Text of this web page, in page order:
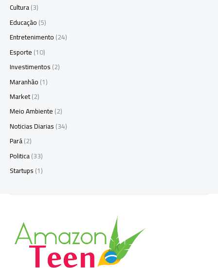
Cultura(3)
Educação(5)
Entretenimento(24)
Esporte(10)
Investimentos(2)
Maranhão(1)
Market(2)
Meio Ambiente(2)
Noticias Diarias(34)
Pará(2)
Politica(33)
Startups(1)